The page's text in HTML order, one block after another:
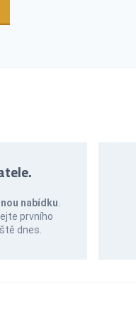
nabídku
prvního
dnes.